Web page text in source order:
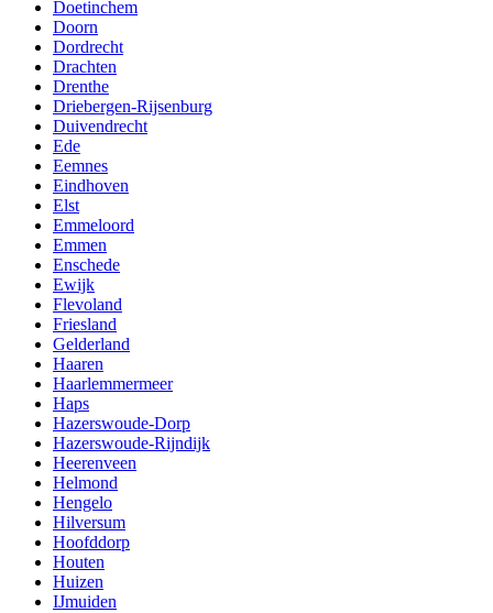
Doetinchem
Doorn
Dordrecht
Drachten
Drenthe
Driebergen-Rijsenburg
Duivendrecht
Ede
Eemnes
Eindhoven
Elst
Emmeloord
Emmen
Enschede
Ewijk
Flevoland
Friesland
Gelderland
Haaren
Haarlemmermeer
Haps
Hazerswoude-Dorp
Hazerswoude-Rijndijk
Heerenveen
Helmond
Hengelo
Hilversum
Hoofddorp
Houten
Huizen
IJmuiden